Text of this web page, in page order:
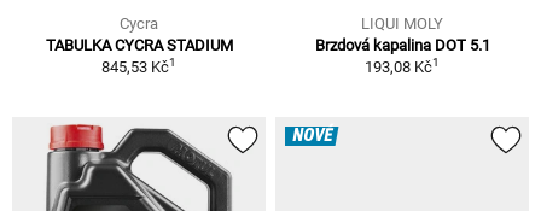
Cycra
TABULKA CYCRA STADIUM
845,53 Kč1
LIQUI MOLY
Brzdová kapalina DOT 5.1
193,08 Kč1
NOVÉ